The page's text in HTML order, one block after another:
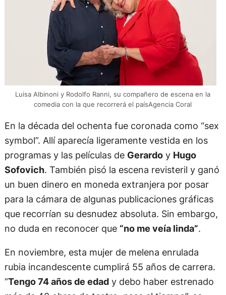
Luisa Albinoni y Rodolfo Ranni, su compañero de escena en la
comedia con la que recorrerá el paísAgencia Coral
En la década del ochenta fue coronada como “sex
symbol”. Allí aparecía ligeramente vestida en los
programas y las películas de Gerardoy Hugo
Sofovich. También pisó la escena revisteril y ganó
un buen dinero en moneda extranjera por posar
para la cámara de algunas publicaciones gráficas
que recorrían su desnudez absoluta. Sin embargo,
no duda en reconocer que “no me veía linda”.
En noviembre, esta mujer de melena enrulada
rubia incandescente cumplirá 55 años de carrera.
“Tengo 74 años de edady debo haber estrenado